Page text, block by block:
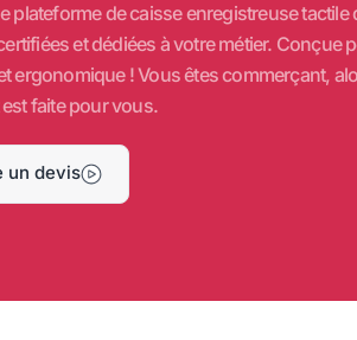
plateforme de caisse enregistreuse tactile
et dédiées à votre métier. Conçue
ergonomique ! Vous êtes commerçant,
faite pour vous.
un devis